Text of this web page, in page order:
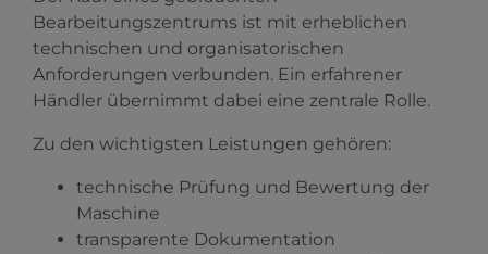
Bearbeitungszentrums ist mit erheblichen
technischen und organisatorischen
Anforderungen verbunden. Ein erfahrener
Händler übernimmt dabei eine zentrale Rolle.
Zu den wichtigsten Leistungen gehören:
technische Prüfung und Bewertung der
Maschine
transparente Dokumentation